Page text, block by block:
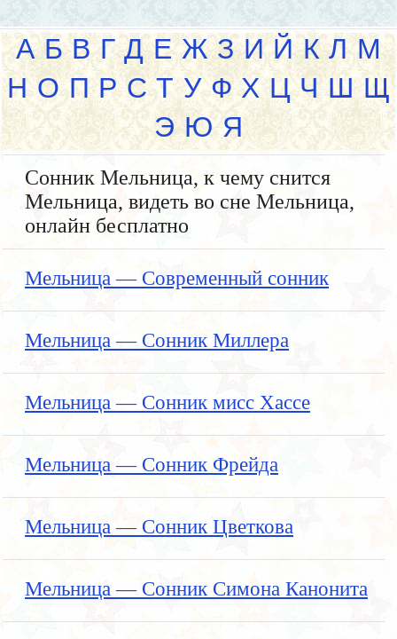
А Б В Г Д Е Ж З И Й К Л М
Н О П Р С Т У Ф Х Ц Ч Ш Щ
Э Ю Я
Сонник Мельница, к чему снится
Мельница, видеть во сне Мельница,
онлайн бесплатно
Мельница — Современный сонник
Мельница — Сонник Миллера
Мельница — Сонник мисс Хассе
Мельница — Сонник Фрейда
Мельница — Сонник Цветкова
Мельница — Сонник Симона Канонита